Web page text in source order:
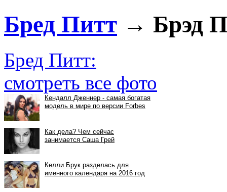
Бред Питт → Брэд
Бред Питт:
смотреть все фото